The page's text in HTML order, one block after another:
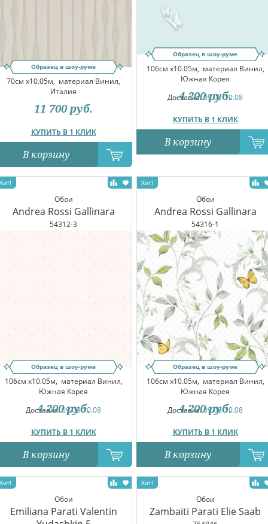
Образец в шоу-руме
70см x10.05м, материал Винил,
Италия
КУПИТЬ В 1 КЛИК
11 700 руб.
В корзину
Образец в шоу-руме
106см x10.05м, материал Винил,
Южная Корея
Доставка:09.08-10.08
КУПИТЬ В 1 КЛИК
4 200 руб.
В корзину
Обои
Andrea Rossi Gallinara
54312-3
Образец в шоу-руме
106см x10.05м, материал Винил,
Южная Корея
Доставка:09.08-10.08
КУПИТЬ В 1 КЛИК
4 200 руб.
В корзину
Обои
Andrea Rossi Gallinara
54316-1
Образец в шоу-руме
106см x10.05м, материал Винил,
Южная Корея
Доставка:09.08-10.08
КУПИТЬ В 1 КЛИК
4 200 руб.
В корзину
Обои
Emiliana Parati Valentin
Обои
Zambaiti Parati Elie Saab